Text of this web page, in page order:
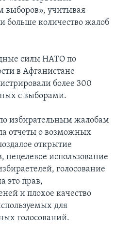
выборов», учитывая
больше количество жалоб
силы НАТО по
в Афганистане
более 300
с выборами.
избирательным жалобам
отчеты о возможных
открытие
нецелевое использование
голосование
это прав,
и плохое качество
для
голосований.